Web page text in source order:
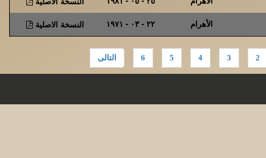
الأهرام ٢٢ - ٠٣ - ١٩٧١ النسخة الاصلية
2
3
4
5
6 التالى